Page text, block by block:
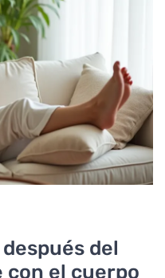
del
con el cuerpo